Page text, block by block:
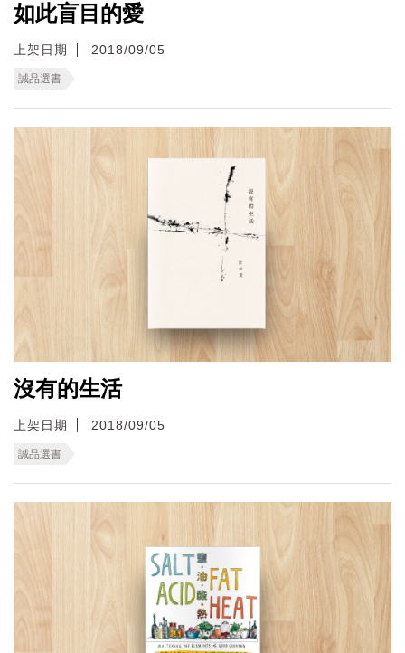
如此盲目的愛
上架日期 2018/09/05
誠品選書
沒有的生活
上架日期 2018/09/05
誠品選書